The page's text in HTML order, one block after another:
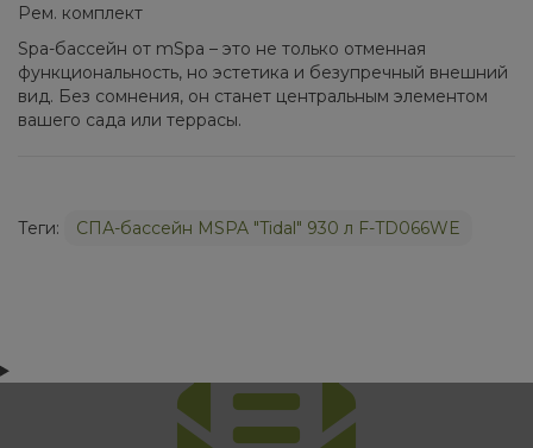
Рем. комплект
Spa-бассейн от mSpa – это не только отменная
функциональность, но эстетика и безупречный внешний
вид. Без сомнения, он станет центральным элементом
вашего сада или террасы.
Теги: СПА-бассейн MSPA "Tidal" 930 л F-TD066WE